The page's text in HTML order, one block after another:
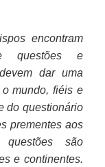
encontram
questões e
dar uma
mundo, fiéis e
do questionário
prementes aos
são
e continentes.